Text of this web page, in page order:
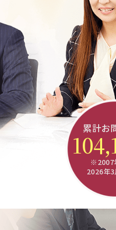
累計お
※2007
2026年